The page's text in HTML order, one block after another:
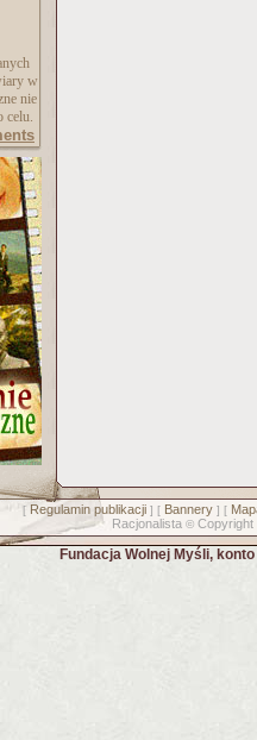
w
ne nie
celu.
[ Regulamin publikacji] [ Bannery] [
Racjonalista © Copyright
Fundacja Wolnej Myśli,